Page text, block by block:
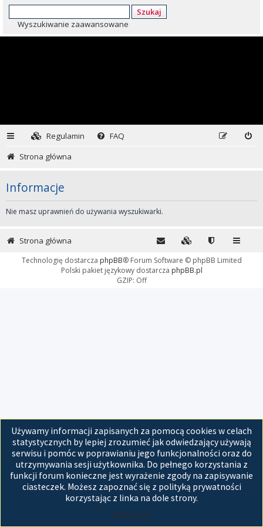
Szukaj
Wyszukiwanie zaawansowane
Regulamin
FAQ
Strona główna
Informacje
Nie masz uprawnień do używania wyszukiwarki.
Używamy informacji zapisanych za pomocą cookies w celach
statystycznych by lepiej zrozumieć jak odwiedzający używają
serwisu i pomóc w poprawianiu jego funkcjonalności oraz do
utrzymywania sesji użytkownika. Do pełnego korzystania z
funkcji forum konieczne jest wyrażenie zgody na zapisywanie
ciasteczek. Możesz zapoznać się z polityką prywatności
korzystając z linka na dole strony.
Akceptuję
Strona główna
Technologię dostarcza phpBB® Forum Software © phpBB Limited
Polski pakiet językowy dostarcza phpBB.pl
GZIP: Off